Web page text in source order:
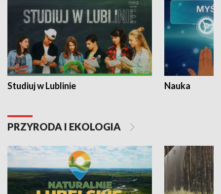
Studiuj w Lublinie Nauka
PRZYRODA I EKOLOGIA